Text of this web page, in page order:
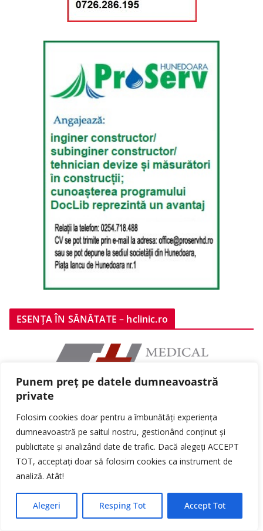
Punem preț pe datele dumneavoastră
private
Folosim cookies doar pentru a îmbunătăți experiența
dumneavoastră pe saitul nostru, gestionând conținut și
publicitate și analizând date de trafic. Dacă alegeți ACCEPT
TOT, acceptați doar să folosim cookies ca instrument de
analiză. Atât!
Alegeri Resping Tot Accept Tot
ESENȚA ÎN SĂNĂTATE – hclinic.ro